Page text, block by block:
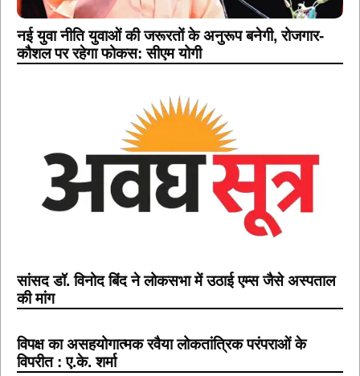
नई युवा नीति युवाओं की जरूरतों के अनुरूप बनेगी, रोजगार-
कौशल पर रहेगा फोकस: सीएम योगी
सांसद डॉ. विनोद बिंद ने लोकसभा में उठाई एम्स जैसे अस्पताल
की मांग
विपक्ष का असहयोगात्मक रवैया लोकतांत्रिक परंपराओं के
विपरीत : ए.के. शर्मा